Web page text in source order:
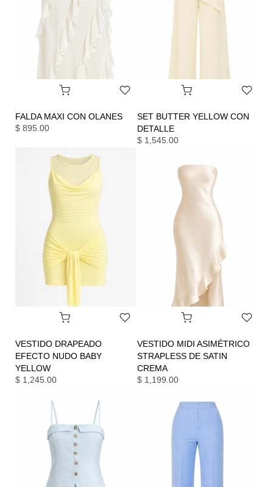
FALDA MAXI CON OLANES
$ 895.00
SET BUTTER YELLOW CON
DETALLE
$ 1,545.00
VESTIDO DRAPEADO
EFECTO NUDO BABY
YELLOW
$ 1,245.00
VESTIDO MIDI ASIMÉTRICO
STRAPLESS DE SATIN
CREMA
$ 1,199.00